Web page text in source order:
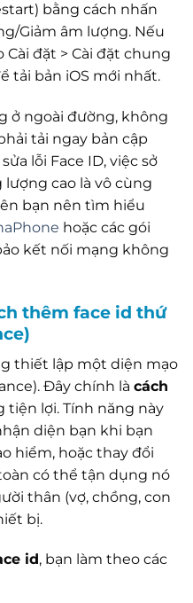
bằng cách nhấn
Giảm âm lượng. Nếu
đặt > Cài đặt chung
tải bản iOS mới nhất.
ở ngoài đường, không
tải ngay bản cập
lỗi Face ID, việc sở
cao là vô cùng
bạn nên tìm hiểu
hoặc các gói
kết nối mạng không
thêm face id thứ
thiết lập một diện mạo
Đây chính là cách
tiện lợi. Tính năng này
diện bạn khi bạn
hiểm, hoặc thay đổi
có thể tận dụng nó
thân (vợ, chồng, con
bị.
id, bạn làm theo các